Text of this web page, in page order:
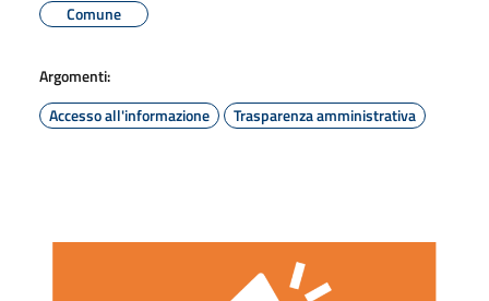
Comune
Argomenti:
Accesso all'informazione
Trasparenza amministrativa